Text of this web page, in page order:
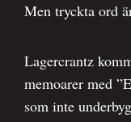
Men tryckta ord
Lagercrantz
memoarer med
som inte